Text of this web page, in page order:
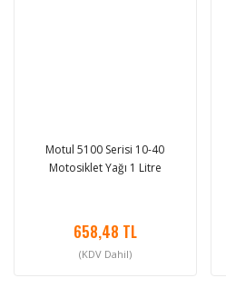
Motul 5100 Serisi 10-40
Motosiklet Yağı 1 Litre
658,48 TL
(KDV Dahil)